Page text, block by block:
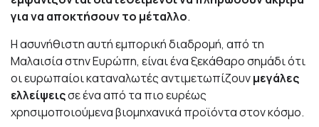
για να αποκτήσουν το μέταλλο.
Η ασυνήθιστη αυτή εμπορική διαδρομή, από τη
Μαλαισία στην Ευρώπη, είναι ένα ξεκάθαρο σημάδι ότι
οι ευρωπαίοι καταναλωτές αντιμετωπίζουνμεγάλες
ελλείψειςσε ένα από τα πιο ευρέως
χρησιμοποιούμενα βιομηχανικά προϊόντα στον κόσμο.